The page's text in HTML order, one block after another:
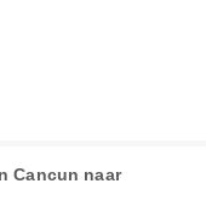
Cancun naar